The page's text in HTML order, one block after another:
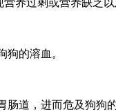
养过剩或营养缺乏以
的溶血。
道，进而危及狗狗的